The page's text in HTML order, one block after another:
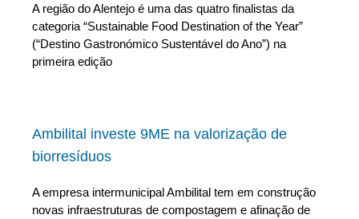
A região do Alentejo é uma das quatro finalistas da
categoria “Sustainable Food Destination of the Year”
(“Destino Gastronómico Sustentável do Ano”) na
primeira edição
Ambilital investe 9ME na valorização de
biorresíduos
A empresa intermunicipal Ambilital tem em construção
novas infraestruturas de compostagem e afinação de